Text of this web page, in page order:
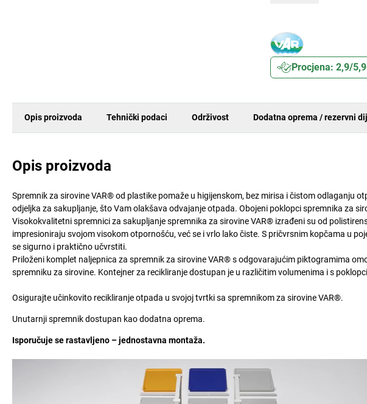
Procjena: 2,9/5,9
Opis proizvoda Tehnički podaci Održivost Dodatna oprema / rezervni
Opis proizvoda
Spremnik za sirovine VAR® od plastike pomaže u higijenskom, bez mirisa i čistom odlaganju
odjeljka za sakupljanje, što Vam olakšava odvajanje otpada. Obojeni poklopci spremnika za
Visokokvalitetni spremnici za sakupljanje spremnika za sirovine VAR® izrađeni su od
impresioniraju svojom visokom otpornošću, već se i vrlo lako čiste. S pričvrsnim kopčama u
se sigurno i praktično učvrstiti.
Priloženi komplet naljepnica za spremnik za sirovine VAR® s odgovarajućim piktogramima
spremniku za sirovine. Kontejner za recikliranje dostupan je u različitim volumenima i s
Osigurajte učinkovito recikliranje otpada u svojoj tvrtki sa spremnikom za sirovine VAR®.
Unutarnji spremnik dostupan kao dodatna oprema.
Isporučuje se rastavljeno – jednostavna montaža.